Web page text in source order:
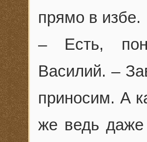
прямо в избе.
– Есть,
Василий. –
приносим. А
же ведь